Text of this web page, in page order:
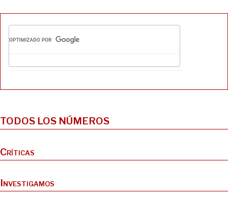
k
d
n
o
k
t
i
TODOS LOS NÚMEROS
Críticas
Investigamos